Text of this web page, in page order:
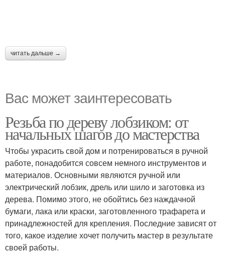
читать дальше →
Вас может заинтересовать
Резьба по дереву лобзиком: от
начальных шагов до мастерства
Чтобы украсить свой дом и потренироваться в ручной
работе, понадобится совсем немного инструментов и
материалов. Основными являются ручной или
электрический лобзик, дрель или шило и заготовка из
дерева. Помимо этого, не обойтись без наждачной
бумаги, лака или краски, заготовленного трафарета и
принадлежностей для крепления. Последние зависят от
того, какое изделие хочет получить мастер в результате
своей работы.